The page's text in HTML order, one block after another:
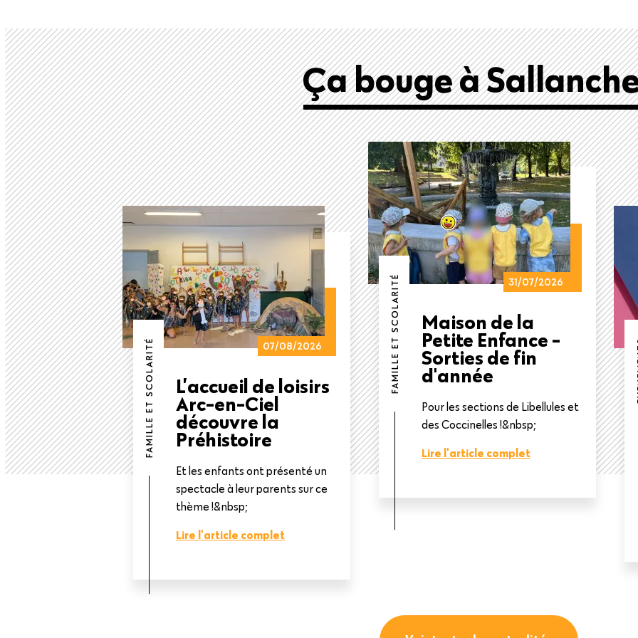
Ça bouge à
FAMILLE ET SCOLARITÉ 07/08/2026
L’accueil de loisirs
Arc-en-Ciel
découvre la
Préhistoire
Et les enfants ont présenté un
spectacle à leur parents sur ce
thème !&nbsp;
Lire l'article complet
FAMILLE ET SCOLARITÉ 31/07/2026
Maison de la
Petite Enfance -
Sorties de fin
d'année
Pour les sections de Libellules et
des Coccinelles !&nbsp;
Lire l'article complet